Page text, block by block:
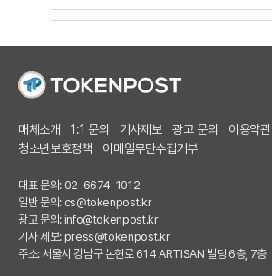
매체소개 1:1 문의 기사제보 광고 문의 이용약관
청소년보호정책
이메일무단수집거부
대표 문의: 02-6674-1012
일반 문의: cs@tokenpost.kr
광고 문의: info@tokenpost.kr
기사 제보: press@tokenpost.kr
주소: 서울시 강남구 논현로 614 ARTISAN 빌딩 6층, 7층